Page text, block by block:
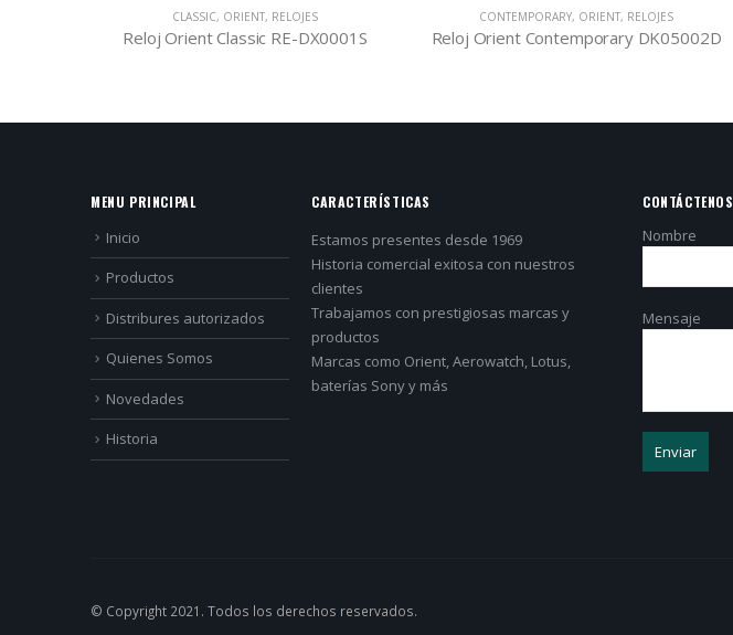
CLASSIC, ORIENT, RELOJES
Reloj Orient Classic RE-DX0001S
CONTEMPORARY, ORIENT, RELOJES
Reloj Orient Contemporary DK05002D
MENU PRINCIPAL
Inicio
Productos
Distribures autorizados
Quienes Somos
Novedades
Historia
CARACTERÍSTICAS
Estamos presentes desde 1969
Historia comercial exitosa con nuestros
clientes
Trabajamos con prestigiosas marcas y
productos
Marcas como Orient, Aerowatch, Lotus,
baterías Sony y más
CONTÁCTENOS
Nombre
Mensaje
© Copyright 2021. Todos los derechos reservados.